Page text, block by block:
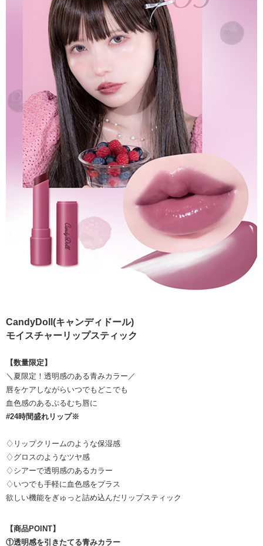
CandyDoll(キャンディドール)
モイスチャーリップスティック
【数量限定】
＼夏限定！透明感のある青みカラー／
唇をケアしながらいつでもどこでも
血色感のあるぷるむち唇に
#24時間盛れリップ※
♢リップクリームのような保湿感
♢グロスのようなツヤ感
♢シアーで透明感のあるカラー
♢いつでも手軽に血色感をプラス
欲しい機能をぎゅっと詰め込んだリップスティック
【商品POINT】
①透明感を引きたてる青みカラー